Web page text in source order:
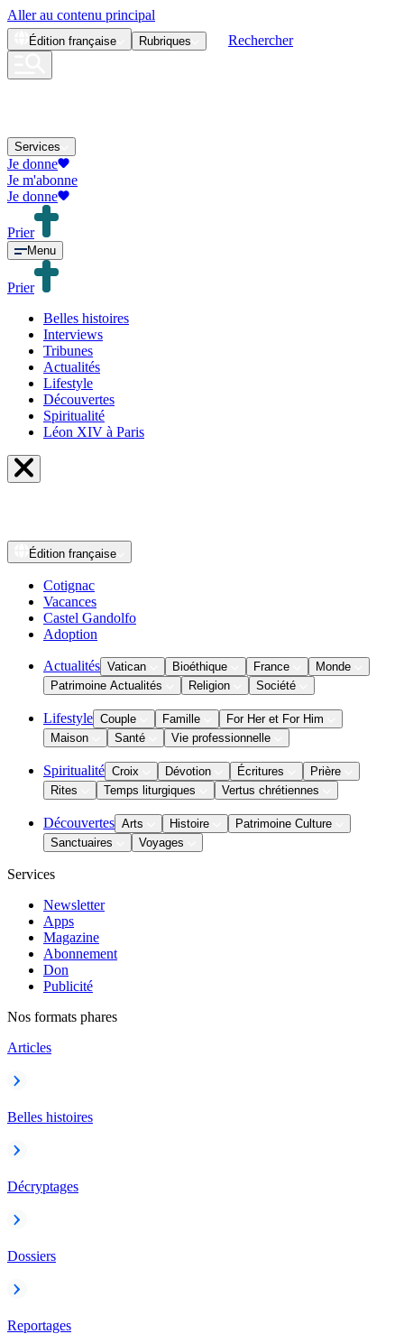
Aller au contenu principal
Édition française Rubriques Rechercher
Services
Je donne
Je m'abonne
Je donne
Prier
Menu
Prier
Belles histoires
Interviews
Tribunes
Actualités
Lifestyle
Découvertes
Spiritualité
Léon XIV à Paris
Édition française
Cotignac
Vacances
Castel Gandolfo
Adoption
Actualités Vatican Bioéthique France
Monde
Patrimoine Actualités
Religion Société
Lifestyle Couple Famille
For Her et For Him
Maison
Santé Vie professionnelle
Spiritualité Croix Dévotion Écritures
Prière
Rites
Temps liturgiques Vertus chrétiennes
Découvertes Arts Histoire
Patrimoine Culture
Sanctuaires
Voyages
Services
Newsletter
Apps
Magazine
Abonnement
Don
Publicité
Nos formats phares
Articles
Belles histoires
Décryptages
Dossiers
Reportages